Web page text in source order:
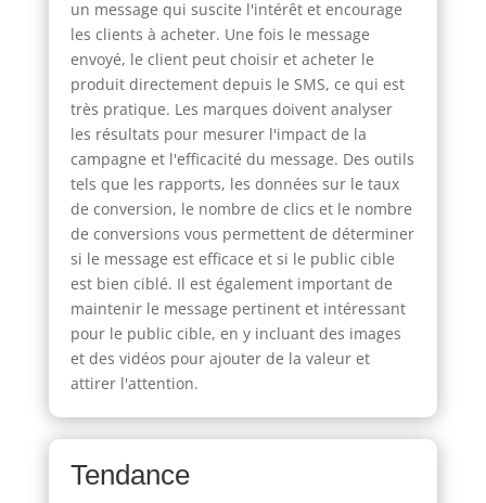
un message qui suscite l'intérêt et encourage
les clients à acheter. Une fois le message
envoyé, le client peut choisir et acheter le
produit directement depuis le SMS, ce qui est
très pratique. Les marques doivent analyser
les résultats pour mesurer l'impact de la
campagne et l'efficacité du message. Des outils
tels que les rapports, les données sur le taux
de conversion, le nombre de clics et le nombre
de conversions vous permettent de déterminer
si le message est efficace et si le public cible
est bien ciblé. Il est également important de
maintenir le message pertinent et intéressant
pour le public cible, en y incluant des images
et des vidéos pour ajouter de la valeur et
attirer l'attention.
Tendance